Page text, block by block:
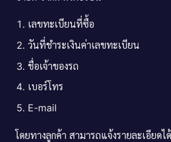
เลขทะเบียนที่ซื้อ
วันที่ชำระเงินค่าเลขทะเบียน
ชื่อเจ้าของรถ
เบอร์โทร
E-mail
โดยทางลูกค้า สามารถแจ้งรายละเอียดไ